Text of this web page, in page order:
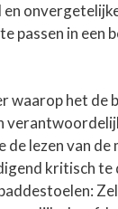
passen in een
het de
lezen van
kritisch